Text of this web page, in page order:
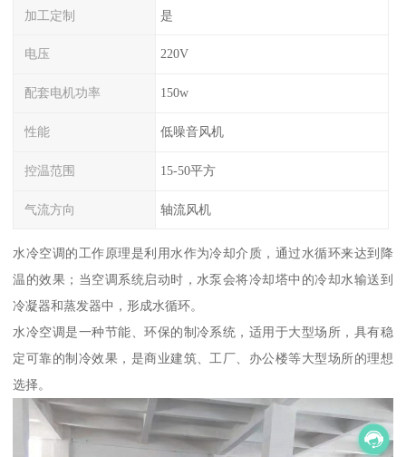
加工定制 是
电压 220V
配套电机功率 150w
性能 低噪音风机
控温范围 15-50平方
气流方向 轴流风机
水冷空调的工作原理是利用水作为冷却介质，通过水循环来达到降
温的效果；当空调系统启动时，水泵会将冷却塔中的冷却水输送到
冷凝器和蒸发器中，形成水循环。
水冷空调是一种节能、环保的制冷系统，适用于大型场所，具有稳
定可靠的制冷效果，是商业建筑、工厂、办公楼等大型场所的理想
选择。